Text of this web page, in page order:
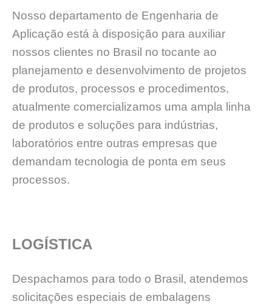
Nosso departamento de Engenharia de
Aplicação está à disposição para auxiliar
nossos clientes no Brasil no tocante ao
planejamento e desenvolvimento de projetos
de produtos, processos e procedimentos,
atualmente comercializamos uma ampla linha
de produtos e soluções para indústrias,
laboratórios entre outras empresas que
demandam tecnologia de ponta em seus
processos.
LOGÍSTICA
Despachamos para todo o Brasil, atendemos
solicitações especiais de embalagens